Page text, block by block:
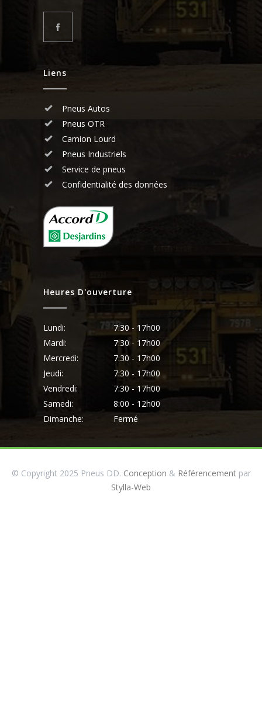
Liens
Pneus Autos
Pneus OTR
Camion Lourd
Pneus Industriels
Service de pneus
Confidentialité des données
Heures D'ouverture
Lundi:
7:30 - 17h00
Mardi:
7:30 - 17h00
Mercredi:
7:30 - 17h00
Jeudi:
7:30 - 17h00
Vendredi:
7:30 - 17h00
Samedi:
8:00 - 12h00
Dimanche:
Fermé
© Copyright 2025 Pneus DD. Conception & Référencementpar
Stylla-Web